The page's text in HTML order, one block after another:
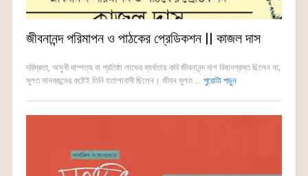
জীবনানন্দ পরিমাপন ও পাঠকের প্রেডিকশন || কাজল দাস
দরিদ্রতা, অসুখী দাম্পত্য বা প্রতিষ্ঠা লাভের ব্যর্থতায় কবি জীবনানন্দ দাশ বিষাদগ্রস্ত ছিলেন না;
মূলত মানবজন্মের কষ্টেই তিনি হতাশাবাদী ছিলেন। জীবন মূলত ... পুরোটা পড়ুন